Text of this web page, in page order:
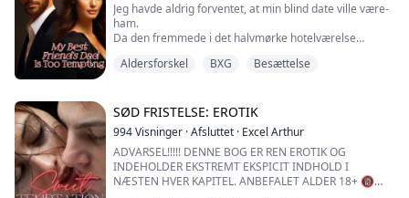
Hun udstøder et brændende støn, da jeg rammer
hendes følsomme punkt, og jeg nærmer mig hendes
højre bryst, markerer det med mine bid og suger. Jeg vil
have...
Jeg havde aldrig forventet, at min blind date ville være-
ham.
Da den fremmede i det halvmørke hotelværelse
havde forestillet mig efter mit hjertesorg med min
over min hud, hvilket sendte kuldegysninger ned ad
min ryg, jeg stønnede blidt og samtidig genkendte jeg
en velkendt duft.
M...
Aldersforskel BXG Besættelse
SØD FRISTELSE: EROTIK
994Visninger ·Afsluttet · Excel Arthur
ADVARSEL!!!!! DENNE BOG ER REN EROTIK OG
INDEHOLDER EKSTREMT EKSPICIT INDHOLD I
NÆSTEN HVER KAPITEL. ANBEFALET ALDER 18+ 🔞